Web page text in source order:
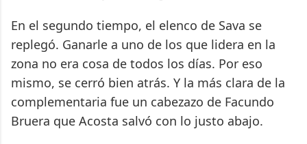
En el segundo tiempo, el elenco de Sava se
replegó. Ganarle a uno de los que lidera en la
zona no era cosa de todos los días. Por eso
mismo, se cerró bien atrás. Y la más clara de la
complementaria fue un cabezazo de Facundo
Bruera que Acosta salvó con lo justo abajo.